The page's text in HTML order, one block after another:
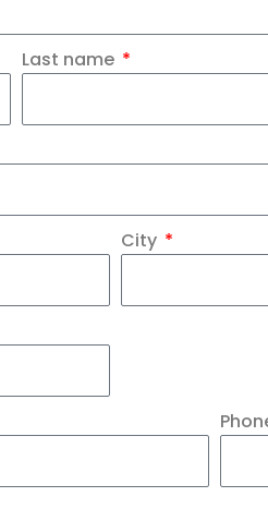
Last name
City